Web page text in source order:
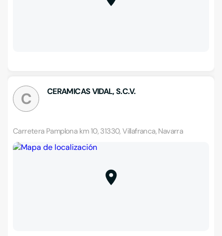
C CERAMICAS VIDAL, S.C.V.
Carretera Pamplona km 10, 31330, Villafranca, Navarra